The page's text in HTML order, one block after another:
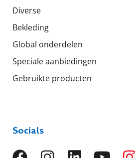
Diverse
Bekleding
Global onderdelen
Speciale aanbiedingen
Gebruikte producten
Socials